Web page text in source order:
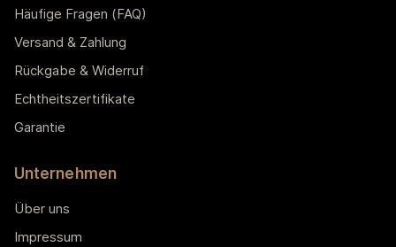
Häufige Fragen (FAQ)
Versand & Zahlung
Rückgabe & Widerruf
Echtheitszertifikate
Garantie
Unternehmen
Über uns
Impressum